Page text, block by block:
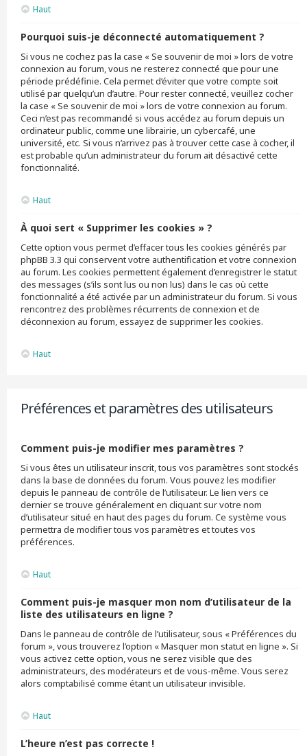
Haut
Pourquoi suis-je déconnecté automatiquement ?
Si vous ne cochez pas la case « Se souvenir de moi » lors de votre
connexion au forum, vous ne resterez connecté que pour une
période prédéfinie. Cela permet d’éviter que votre compte soit
utilisé par quelqu’un d’autre. Pour rester connecté, veuillez cocher
la case « Se souvenir de moi » lors de votre connexion au forum.
Ceci n’est pas recommandé si vous accédez au forum depuis un
ordinateur public, comme une librairie, un cybercafé, une
université, etc. Si vous n’arrivez pas à trouver cette case à cocher, il
est probable qu’un administrateur du forum ait désactivé cette
fonctionnalité.
Haut
À quoi sert « Supprimer les cookies » ?
Cette option vous permet d’effacer tous les cookies générés par
phpBB 3.3 qui conservent votre authentification et votre connexion
au forum. Les cookies permettent également d’enregistrer le statut
des messages (s’ils sont lus ou non lus) dans le cas où cette
fonctionnalité a été activée par un administrateur du forum. Si vous
rencontrez des problèmes récurrents de connexion et de
déconnexion au forum, essayez de supprimer les cookies.
Haut
Préférences et paramètres des utilisateurs
Comment puis-je modifier mes paramètres ?
Si vous êtes un utilisateur inscrit, tous vos paramètres sont stockés
dans la base de données du forum. Vous pouvez les modifier
depuis le panneau de contrôle de l’utilisateur. Le lien vers ce
dernier se trouve généralement en cliquant sur votre nom
d’utilisateur situé en haut des pages du forum. Ce système vous
permettra de modifier tous vos paramètres et toutes vos
préférences.
Haut
Comment puis-je masquer mon nom d’utilisateur de la
liste des utilisateurs en ligne ?
Dans le panneau de contrôle de l’utilisateur, sous « Préférences du
forum », vous trouverez l’option « Masquer mon statut en ligne ». Si
vous activez cette option, vous ne serez visible que des
administrateurs, des modérateurs et de vous-même. Vous serez
alors comptabilisé comme étant un utilisateur invisible.
Haut
L’heure n’est pas correcte !